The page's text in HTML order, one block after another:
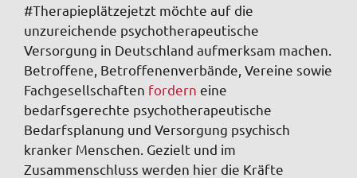
#Therapieplätzejetzt möchte auf die
unzureichende psychotherapeutische
Versorgung in Deutschland aufmerksam machen.
Betroffene, Betroffenenverbände, Vereine sowie
Fachgesellschaften fordern eine
bedarfsgerechte psychotherapeutische
Bedarfsplanung und Versorgung psychisch
kranker Menschen. Gezielt und im
Zusammenschluss werden hier die Kräfte